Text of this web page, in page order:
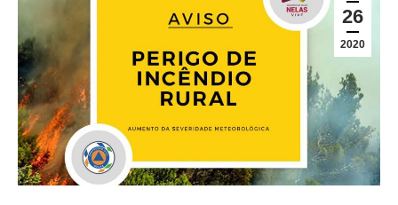
26
2020